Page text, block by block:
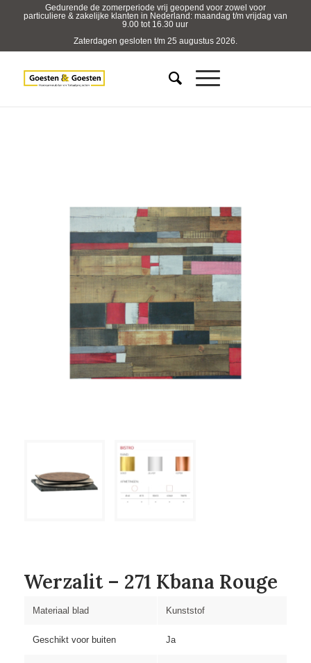
Gedurende de zomerperiode vrij geopend voor zowel voor
particuliere & zakelijke klanten in Nederland: maandag t/m vrijdag van
9.00 tot 16.30 uur
Zaterdagen gesloten t/m 25 augustus 2026.
Werzalit – 271 Kbana Rouge
Materiaal blad Kunststof
Geschikt voor buiten Ja